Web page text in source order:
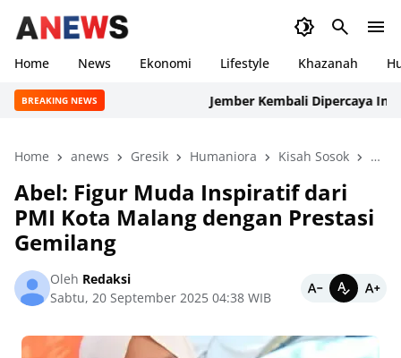
Home News Ekonomi Lifestyle Khazanah
BREAKING NEWS Jember Kembali Dipercaya
Home anews Gresik Humaniora Kisah Sosok
Abel: Figur Muda Inspiratif dari
PMI Kota Malang dengan Prestasi
Gemilang
Oleh Redaksi
Sabtu, 20 September 2025 04:38 WIB